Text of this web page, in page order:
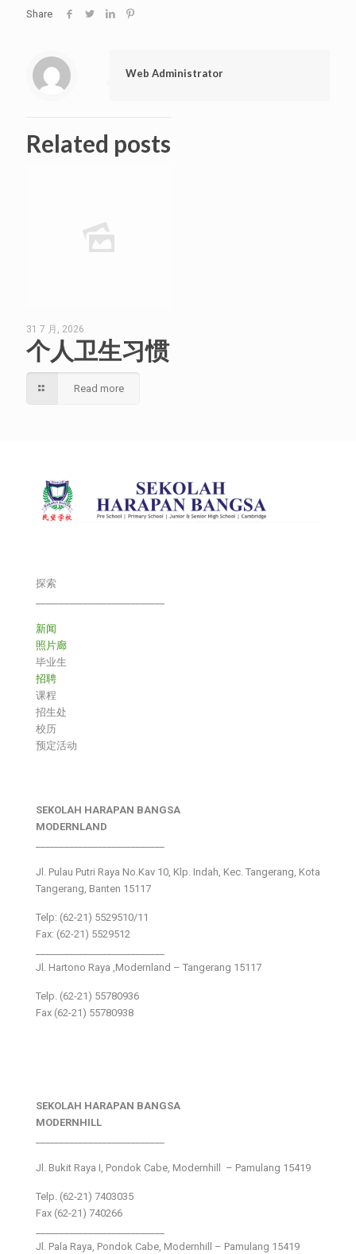
Share
Web Administrator
Related posts
31 7 月, 2026
个人卫生习惯
Read more
探索
新闻
照片廊
毕业生
招聘
课程
招生处
校历
预定活动
SEKOLAH HARAPAN BANGSA
MODERNLAND
Jl. Pulau Putri Raya No.Kav 10, Klp. Indah, Kec. Tangerang, Kota
Tangerang, Banten 15117
Telp: (62-21) 5529510/11
Fax: (62-21) 5529512
Jl. Hartono Raya ,Modernland – Tangerang 15117
Telp. (62-21) 55780936
Fax (62-21) 55780938
SEKOLAH HARAPAN BANGSA
MODERNHILL
Jl. Bukit Raya I, Pondok Cabe, Modernhill – Pamulang 15419
Telp. (62-21) 7403035
Fax (62-21) 740266
Jl. Pala Raya, Pondok Cabe, Modernhill – Pamulang 15419